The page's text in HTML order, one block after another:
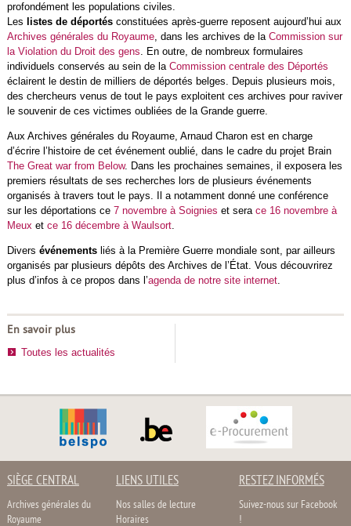
profondément les populations civiles.
Les listes de déportésconstituées après-guerre reposent aujourd’hui aux
Archives générales du Royaume, dans les archives de la Commission sur
la Violation du Droit des gens. En outre, de nombreux formulaires
individuels conservés au sein de la Commission centrale des Déportés
éclairent le destin de milliers de déportés belges. Depuis plusieurs mois,
des chercheurs venus de tout le pays exploitent ces archives pour raviver
le souvenir de ces victimes oubliées de la Grande guerre.
Aux Archives générales du Royaume, Arnaud Charon est en charge
d’écrire l’histoire de cet événement oublié, dans le cadre du projet Brain
The Great war from Below. Dans les prochaines semaines, il exposera les
premiers résultats de ses recherches lors de plusieurs événements
organisés à travers tout le pays. Il a notamment donné une conférence
sur les déportations ce 7 novembre à Soignies et sera ce 16 novembre à
Meux et ce 16 décembre à Waulsort.
Divers événementsliés à la Première Guerre mondiale sont, par ailleurs
organisés par plusieurs dépôts des Archives de l’État. Vous découvrirez
plus d’infos à ce propos dans l’agenda de notre site internet.
En savoir plus
Toutes les actualités
SIÈGE CENTRAL
Archives générales du
Royaume
LIENS UTILES
Nos salles de lecture
Horaires
RESTEZ INFORMÉS
Suivez-nous sur Facebook
!